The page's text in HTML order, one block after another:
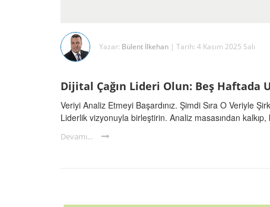
Yazar: Bülent İlkehan | Tarih: 4 Kasım 2025 Salı
Dijital Çağın Lideri Olun: Beş
Veriyi Analiz Etmeyi Başardınız. Şimdi Sıra O Veriyle
Liderlik vizyonuyla birleştirin. Analiz masasından
Devamı...